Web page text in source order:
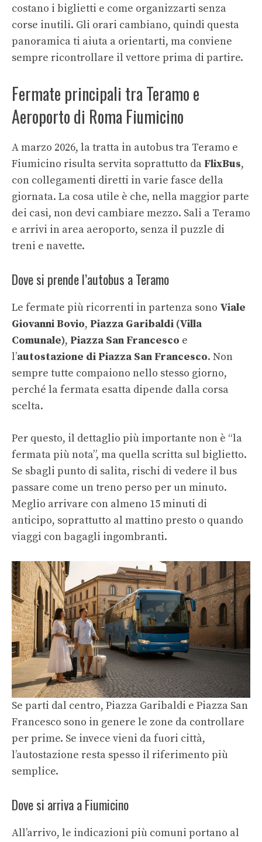
costano i biglietti e come organizzarti senza
corse inutili. Gli orari cambiano, quindi questa
panoramica ti aiuta a orientarti, ma conviene
sempre ricontrollare il vettore prima di partire.
Fermate principali tra Teramo e
Aeroporto di Roma Fiumicino
A marzo 2026, la tratta in autobus tra Teramo e
Fiumicino risulta servita soprattutto da FlixBus,
con collegamenti diretti in varie fasce della
giornata. La cosa utile è che, nella maggior parte
dei casi, non devi cambiare mezzo. Sali a Teramo
e arrivi in area aeroporto, senza il puzzle di
treni e navette.
Dove si prende l’autobus a Teramo
Le fermate più ricorrenti in partenza sono Viale
Giovanni Bovio, Piazza Garibaldi (Villa
Comunale), Piazza San Francesco e
l’autostazione di Piazza San Francesco. Non
sempre tutte compaiono nello stesso giorno,
perché la fermata esatta dipende dalla corsa
scelta.
Per questo, il dettaglio più importante non è “la
fermata più nota”, ma quella scritta sul biglietto.
Se sbagli punto di salita, rischi di vedere il bus
passare come un treno perso per un minuto.
Meglio arrivare con almeno 15 minuti di
anticipo, soprattutto al mattino presto o quando
viaggi con bagagli ingombranti.
Se parti dal centro, Piazza Garibaldi e Piazza San
Francesco sono in genere le zone da controllare
per prime. Se invece vieni da fuori città,
l’autostazione resta spesso il riferimento più
semplice.
Dove si arriva a Fiumicino
All’arrivo, le indicazioni più comuni portano al